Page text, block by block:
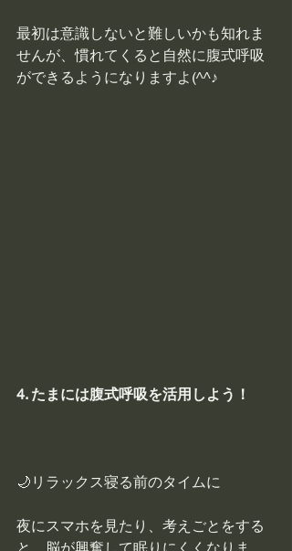
最初は意識しないと難しいかも知れま
せんが、慣れてくると自然に腹式呼吸
ができるようになりますよ(^^♪
4. たまには腹式呼吸を活用しよう！
🌙リラックス寝る前のタイムに
夜にスマホを見たり、考えごとをする